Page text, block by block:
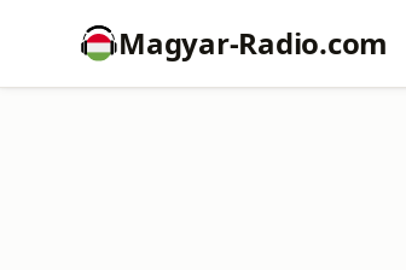
Magyar-Radio.com